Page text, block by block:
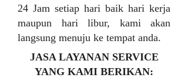
24 Jam setiap hari baik hari kerja
maupun hari libur, kami akan
langsung menuju ke tempat anda.
JASA LAYANAN SERVICE
YANG KAMI BERIKAN: